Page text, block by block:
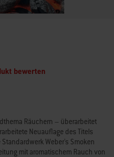
bewerten
Räuchern – überarbeitet
Neuauflage des Titels
Weber's Smoken
mit aromatischem Rauch von